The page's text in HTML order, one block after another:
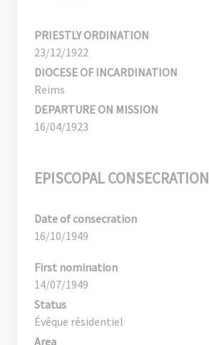
PRIESTLY ORDINATION
23/12/1922
DIOCESE OF INCARDINATION
Reims
DEPARTURE ON MISSION
16/04/1923
EPISCOPAL CONSECRATION
Date of consecration
16/10/1949
First nomination
14/07/1949
Status
Évêque résidentiel
Area